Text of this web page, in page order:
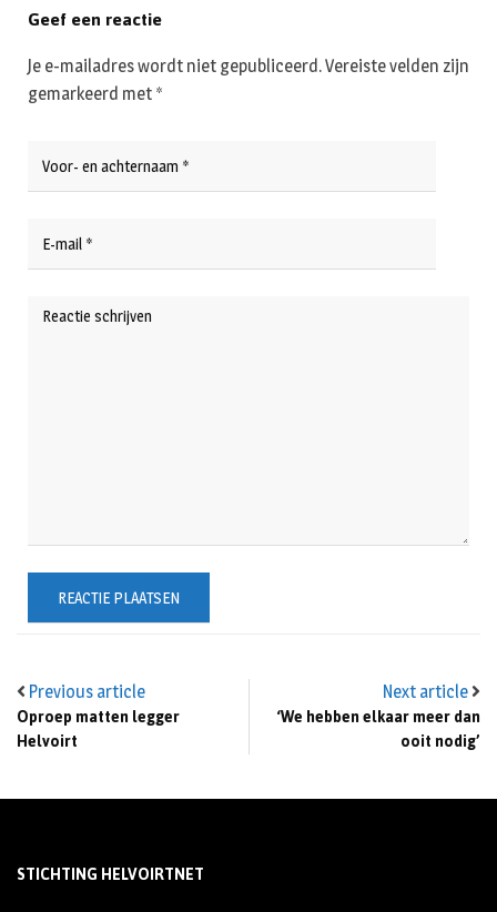
Previous article
Oproep matten legger
Helvoirt
Next article
‘We hebben elkaar meer dan
ooit nodig’
Geef een reactie
Je e-mailadres wordt niet gepubliceerd.Vereiste velden zijn
gemarkeerd met *
STICHTING HELVOIRTNET